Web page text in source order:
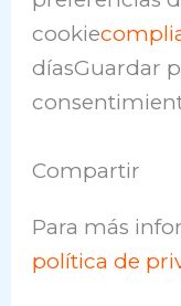
cookie
díasGuardar
Compartir
Para más
política de